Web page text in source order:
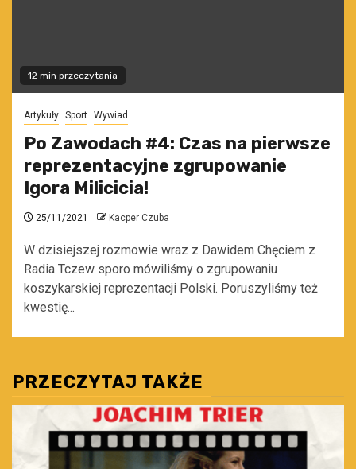
12 min przeczytania
Artykuły Sport Wywiad
Po Zawodach #4: Czas na pierwsze
reprezentacyjne zgrupowanie
Igora Milicicia!
25/11/2021 Kacper Czuba
W dzisiejszej rozmowie wraz z Dawidem Chęciem z
Radia Tczew sporo mówiliśmy o zgrupowaniu
koszykarskiej reprezentacji Polski. Poruszyliśmy też
kwestię...
PRZECZYTAJ TAKŻE